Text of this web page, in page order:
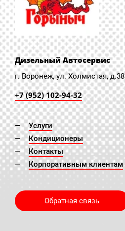
Дизельный Автосервис
г. Воронеж, ул. Холмистая, д.38
+7 (952) 102-94-32
Услуги
Кондиционеры
Контакты
Корпоративным клиентам
Обратная связь